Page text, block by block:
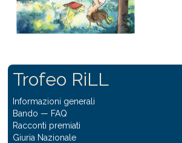
Trofeo RiLL
Informazioni generali
Bando — FAQ
Racconti premiati
Giuria Nazionale